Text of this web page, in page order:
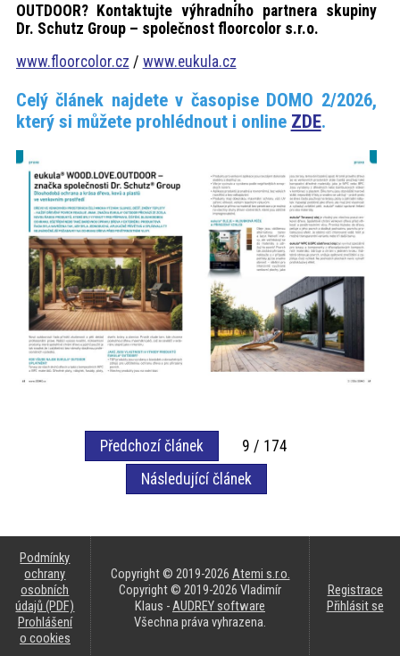
OUTDOOR? Kontaktujte výhradního partnera skupiny
Dr. Schutz Group – společnost floorcolor s.r.o.
www.floorcolor.cz / www.eukula.cz
Celý článek najdete v časopise DOMO 2/2026,
který si můžete prohlédnout i online ZDE.
Předchozí článek
9 / 174
Následující článek
Podmínky
ochrany
osobních
údajů (PDF)
Prohlášení
o cookies
Copyright © 2019-2026 Atemi s.r.o.
Copyright © 2019-2026 Vladimír
Klaus -AUDREY software
Všechna práva vyhrazena.
Registrace
Přihlásit se